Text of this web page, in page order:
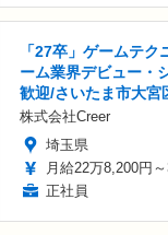
「27卒」ゲームテ
ーム業界デビュー・
歓迎/さいたま市大宮
株式会社Creer
埼玉県
月給22万8,200円
正社員